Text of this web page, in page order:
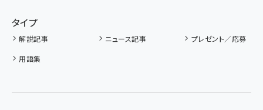
タイプ
解説記事 ニュース記事
プレゼント／応募
用語集